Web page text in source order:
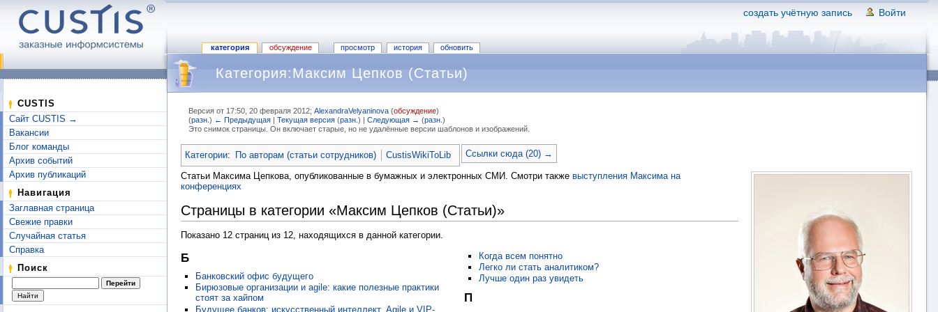
создать учётную запись Войти
категория обсуждение просмотр история обновить
CUSTIS
Сайт CUSTIS →
Вакансии
Блог команды
Архив событий
Архив публикаций
Навигация
Заглавная страница
Свежие правки
Случайная статья
Справка
Поиск
Категория:Максим Цепков (Статьи)
Версия от 17:50, 20 февраля 2012; AlexandraVelyaninova (обсуждение)
(разн. ) ← Предыдущая| Текущая версия(разн. ) | Следующая → (разн. )
Это снимок страницы. Он включает старые, но не удалённые версии шаблонов и изображений.
Категории: По авторам (статьи сотрудников) CustisWikiToLib Ссылки сюда (20) →
Статьи Максима Цепкова, опубликованные в бумажных и электронных СМИ. Смотри также выступления Максима на
конференциях
Страницы в категории «Максим Цепков (Статьи)»
Показано 12 страниц из 12, находящихся в данной категории.
Б
Банковский офис будущего
Бирюзовые организации и agile: какие полезные практики
стоят за хайпом
Будущее банков: искусственный интеллект, Agile и VIP-
Когда всем понятно
Легко ли стать аналитиком?
Лучше один раз увидеть
П